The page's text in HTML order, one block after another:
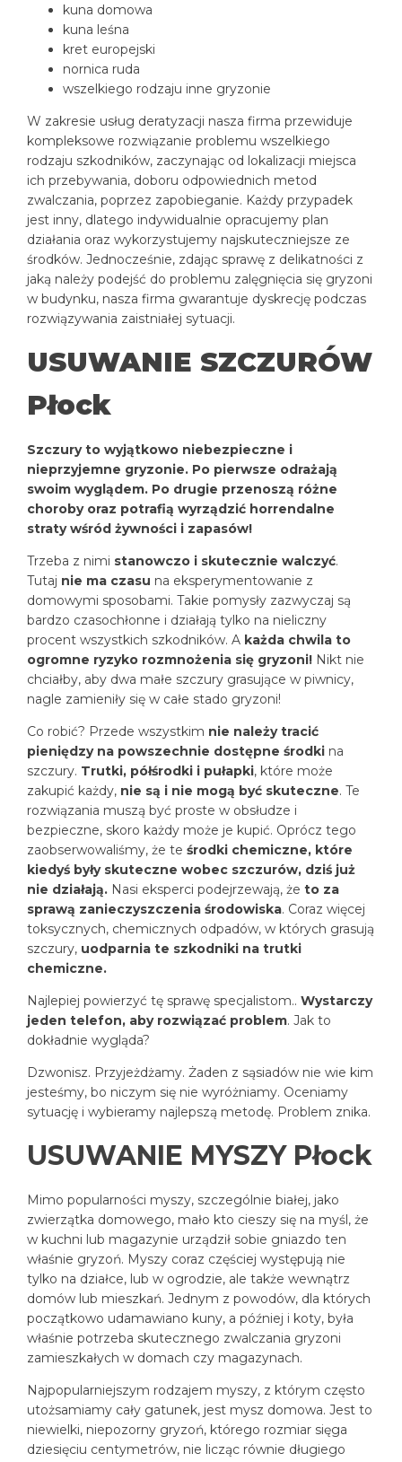
kuna domowa
kuna leśna
kret europejski
nornica ruda
wszelkiego rodzaju inne gryzonie
W zakresie usług deratyzacji nasza firma przewiduje
kompleksowe rozwiązanie problemu wszelkiego
rodzaju szkodników, zaczynając od lokalizacji miejsca
ich przebywania, doboru odpowiednich metod
zwalczania, poprzez zapobieganie. Każdy przypadek
jest inny, dlatego indywidualnie opracujemy plan
działania oraz wykorzystujemy najskuteczniejsze ze
środków. Jednocześnie, zdając sprawę z delikatności z
jaką należy podejść do problemu zalęgnięcia się gryzoni
w budynku, nasza firma gwarantuje dyskrecję podczas
rozwiązywania zaistniałej sytuacji.
USUWANIE SZCZURÓW
Płock
Szczury to wyjątkowo niebezpieczne i
nieprzyjemne gryzonie. Po pierwsze odrażają
swoim wyglądem. Po drugie przenoszą różne
choroby oraz potrafią wyrządzić horrendalne
straty wśród żywności i zapasów!
Trzeba z nimi stanowczo i skutecznie walczyć.
Tutaj nie ma czasu na eksperymentowanie z
domowymi sposobami. Takie pomysły zazwyczaj są
bardzo czasochłonne i działają tylko na nieliczny
procent wszystkich szkodników. A każda chwila to
ogromne ryzyko rozmnożenia się gryzoni! Nikt nie
chciałby, aby dwa małe szczury grasujące w piwnicy,
nagle zamieniły się w całe stado gryzoni!
Co robić? Przede wszystkim nie należy tracić
pieniędzy na powszechnie dostępne środki na
szczury. Trutki, półśrodki i pułapki, które może
zakupić każdy, nie są i nie mogą być skuteczne. Te
rozwiązania muszą być proste w obsłudze i
bezpieczne, skoro każdy może je kupić. Oprócz tego
zaobserwowaliśmy, że te środki chemiczne, które
kiedyś były skuteczne wobec szczurów, dziś już
nie działają. Nasi eksperci podejrzewają, że to za
sprawą zanieczyszczenia środowiska. Coraz więcej
toksycznych, chemicznych odpadów, w których grasują
szczury, uodparnia te szkodniki na trutki
chemiczne.
Najlepiej powierzyć tę sprawę specjalistom.. Wystarczy
jeden telefon, aby rozwiązać problem. Jak to
dokładnie wygląda?
Dzwonisz. Przyjeżdżamy. Żaden z sąsiadów nie wie kim
jesteśmy, bo niczym się nie wyróżniamy. Oceniamy
sytuację i wybieramy najlepszą metodę. Problem znika.
USUWANIE MYSZY Płock
Mimo popularności myszy, szczególnie białej, jako
zwierzątka domowego, mało kto cieszy się na myśl, że
w kuchni lub magazynie urządził sobie gniazdo ten
właśnie gryzoń. Myszy coraz częściej występują nie
tylko na działce, lub w ogrodzie, ale także wewnątrz
domów lub mieszkań. Jednym z powodów, dla których
początkowo udamawiano kuny, a później i koty, była
właśnie potrzeba skutecznego zwalczania gryzoni
zamieszkałych w domach czy magazynach.
Najpopularniejszym rodzajem myszy, z którym często
utożsamiamy cały gatunek, jest mysz domowa. Jest to
niewielki, niepozorny gryzoń, którego rozmiar sięga
dziesięciu centymetrów, nie licząc równie długiego